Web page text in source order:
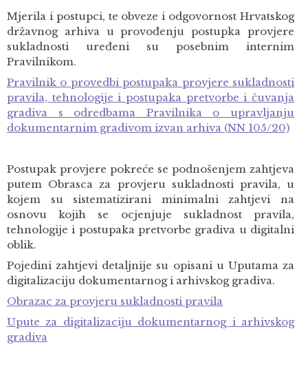
Mjerila i postupci, te obveze i odgovornost Hrvatskog
državnog arhiva u provođenju postupka provjere
sukladnosti uređeni su posebnim internim
Pravilnikom.
Pravilnik o provedbi postupaka provjere sukladnosti
pravila, tehnologije i postupaka pretvorbe i čuvanja
gradiva s odredbama Pravilnika o upravljanju
dokumentarnim gradivom izvan arhiva (NN 105/20)
Postupak provjere pokreće se podnošenjem zahtjeva
putem Obrasca za provjeru sukladnosti pravila, u
kojem su sistematizirani minimalni zahtjevi na
osnovu kojih se ocjenjuje sukladnost pravila,
tehnologije i postupaka pretvorbe gradiva u digitalni
oblik.
Pojedini zahtjevi detaljnije su opisani u Uputama za
digitalizaciju dokumentarnog i arhivskog gradiva.
Obrazac za provjeru sukladnosti pravila
Upute za digitalizaciju dokumentarnog i arhivskog
gradiva